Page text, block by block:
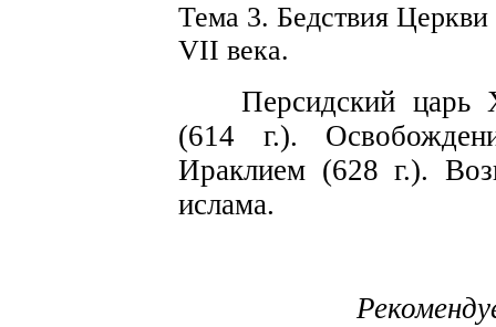
Тема 3. Бедствия Церкви
VII века.
Персидский царь
(614 г.).
Ираклием (628 г.).
ислама.